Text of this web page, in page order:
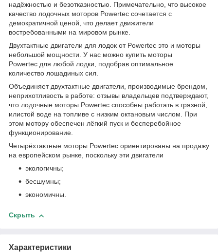
надёжностью и безотказностью. Примечательно, что высокое
качество лодочных моторов Powertec сочетается с
демократичной ценой, что делает движители
востребованными на мировом рынке.
Двухтактные двигатели для лодок от Powertec это и моторы
небольшой мощности. У нас можно купить моторы
Powertec для любой лодки, подобрав оптимальное
количество лошадиных сил.
Объединяет двухтактные двигатели, производимые брендом,
неприхотливость в работе: отзывы владельцев подтверждают,
что лодочные моторы Powertec способны работать в грязной,
илистой воде на топливе с низким октановым числом. При
этом мотору обеспечен лёгкий пуск и бесперебойное
функционирование.
Четырёхтактные моторы Powertec ориентированы на продажу
на европейском рынке, поскольку эти двигатели
экологичны;
бесшумны;
экономичны.
Скрыть
Характеристики